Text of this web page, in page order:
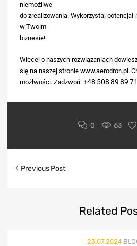
niemożliwe
do zrealizowania. Wykorzystaj
w Twoim
biznesie!
Więcej o naszych rozwiązaniach
się na naszej stronie www.aerodron.pl.
możlwości. Zadzwoń: +48 508 89 89 71
0 63
Previous Post
Related
23.07.2024